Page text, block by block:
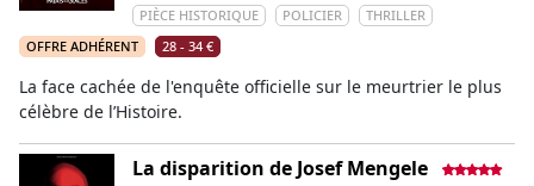
PIÈCE HISTORIQUE
POLICIER
THRILLER
OFFRE ADHÉRENT
28 - 34 €
La face cachée de l'enquête officielle sur le meurtrier le plus
célèbre de l’Histoire.
La disparition de Josef Mengele